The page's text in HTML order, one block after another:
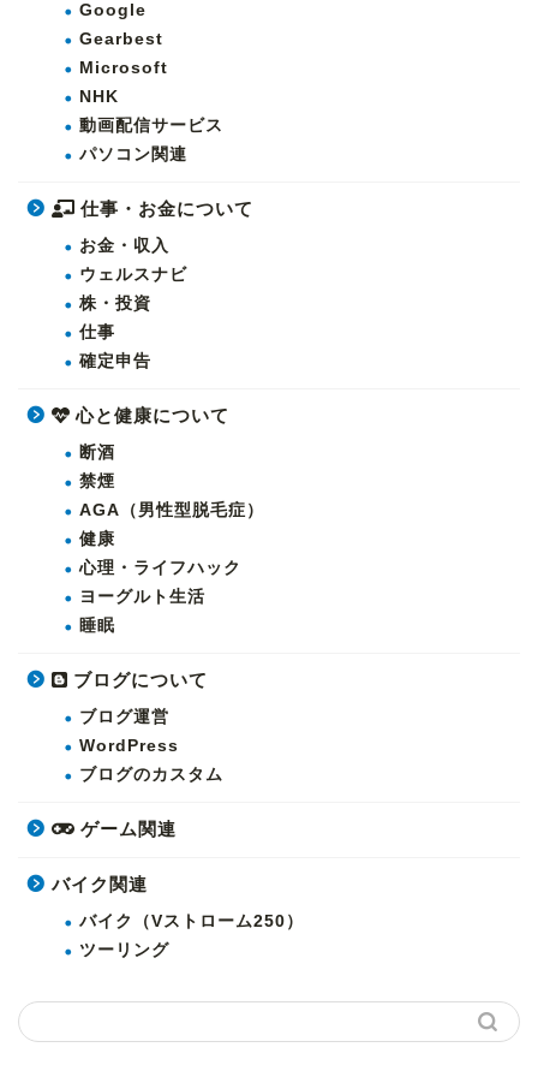
Google
Gearbest
Microsoft
NHK
動画配信サービス
パソコン関連
仕事・お金について
お金・収入
ウェルスナビ
株・投資
仕事
確定申告
心と健康について
断酒
禁煙
AGA（男性型脱毛症）
健康
心理・ライフハック
ヨーグルト生活
睡眠
ブログについて
ブログ運営
WordPress
ブログのカスタム
ゲーム関連
バイク関連
バイク（Vストローム250）
ツーリング